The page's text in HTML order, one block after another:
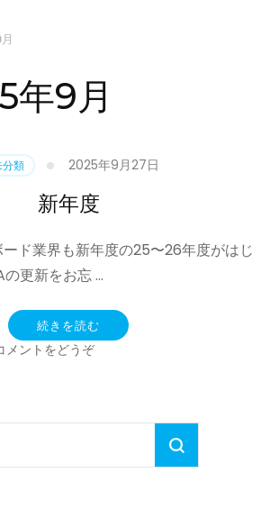
年9月
分類 2025年9月27日
新年度
ド業界も新年度の25〜26年度がはじ
の更新をお忘 …
続きを読む
メントをどうぞ(新